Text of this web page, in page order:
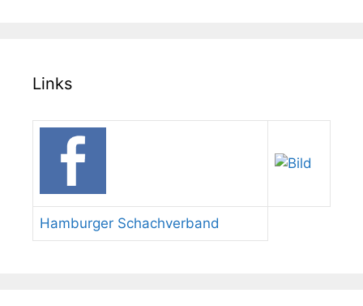
Links
Hamburger Schachverband